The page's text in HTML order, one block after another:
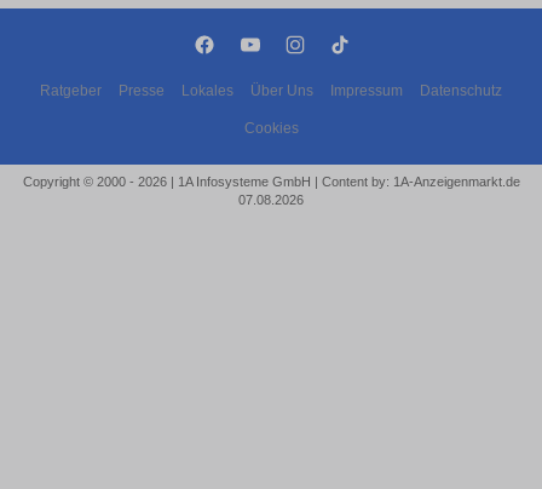
Ratgeber Presse Lokales Über Uns Impressum Datenschutz
Cookies
Copyright © 2000 - 2026 | 1A Infosysteme GmbH | Content by: 1A-Anzeigenmarkt.de
07.08.2026